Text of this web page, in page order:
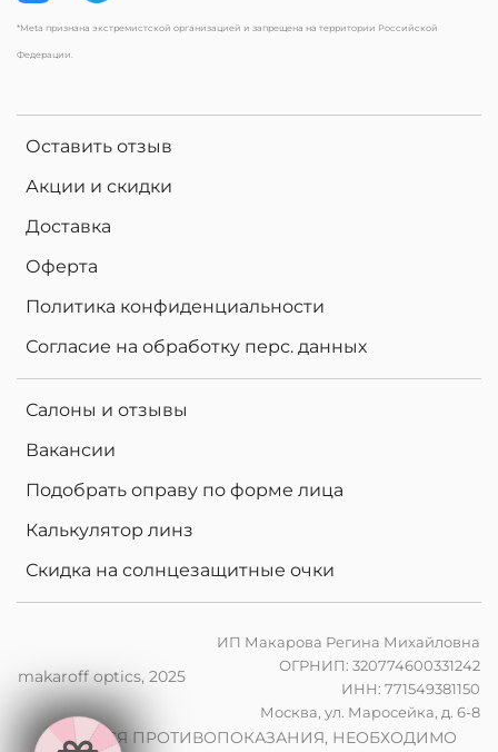
Оставить отзыв
Акции и скидки
Доставка
Оферта
Политика конфиденциальности
Согласие на обработку перс. данных
Салоны и отзывы
Вакансии
Подобрать оправу по форме лица
Калькулятор линз
Скидка на солнцезащитные очки
*Meta признана экстремистской организацией и запрещена на территории Российской
Федерации.
makaroff optics, 2025
ИП Макарова Регина Михайловна
ОГРНИП: 320774600331242
ИНН: 771549381150
Москва, ул. Маросейка, д. 6-8
ИМЕЮТСЯ ПРОТИВОПОКАЗАНИЯ, НЕОБХОДИМО